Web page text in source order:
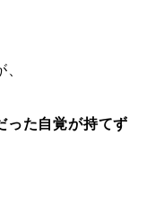
った自覚が持てず